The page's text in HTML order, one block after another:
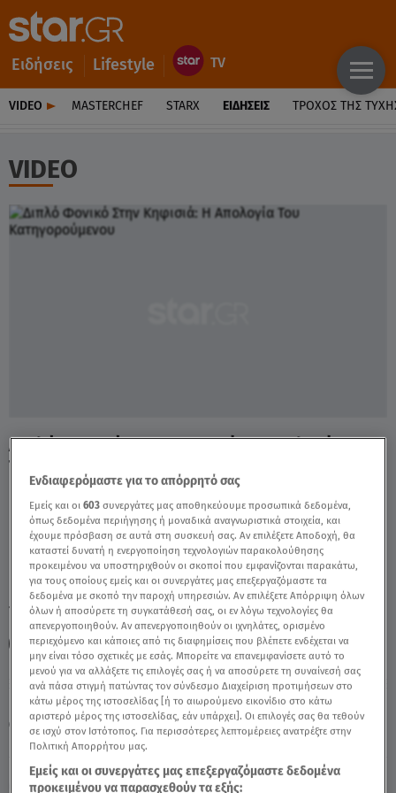
Ειδήσεις Lifestyle
VIDEO MASTERCHEF STARX ΕΙΔΉΣΕΙΣ ΤΡΟΧΌΣ ΤΗΣ
VIDEO
Παρασκευή 7 Αυγούστου 2026
23.06.25, 15:44
ΕΛΛΑΔΑ
Πηγή: Αλήθειες με τη Ζήνα
Διπλό Φονικό Στην Κηφισιά: Η Απολογία
Του Κατηγορούμενου - Video
TAGS: ΑΛΗΘΕΙΕΣ ΜΕ ΤΗ ΖΗΝΑ ΚΗΦΙΣΙΑ ΣΟΥΠΕΡ ΜΑΡΚΕΤ
ΔΙΠΛΟ ΦΟΝΙΚΟ
Ενδιαφερόμαστε για το απόρρητό σας
Εμείς και οι603 συνεργάτες μας αποθηκεύουμε προσωπικά δεδομένα,
όπως δεδομένα περιήγησης ή μοναδικά αναγνωριστικά στοιχεία, και
έχουμε πρόσβαση σε αυτά στη συσκευή σας. Αν επιλέξετε Αποδοχή, θα
καταστεί δυνατή η ενεργοποίηση τεχνολογιών παρακολούθησης
προκειμένου να υποστηριχθούν οι σκοποί που εμφανίζονται παρακάτω,
για τους οποίους εμείς και οι συνεργάτες μας επεξεργαζόμαστε τα
δεδομένα με σκοπό την παροχή υπηρεσιών. Αν επιλέξετε Απόρριψη όλων
όλων ή αποσύρετε τη συγκατάθεσή σας, οι εν λόγω τεχνολογίες θα
απενεργοποιηθούν. Αν απενεργοποιηθούν οι ιχνηλάτες, ορισμένο
περιεχόμενο και κάποιες από τις διαφημίσεις που βλέπετε ενδέχεται να
μην είναι τόσο σχετικές με εσάς. Μπορείτε να επανεμφανίσετε αυτό το
μενού για να αλλάξετε τις επιλογές σας ή να αποσύρετε τη συναίνεσή σας
ανά πάσα στιγμή πατώντας τον σύνδεσμο Διαχείριση προτιμήσεων στο
κάτω μέρος της ιστοσελίδας [ή το αιωρούμενο εικονίδιο στο κάτω
αριστερό μέρος της ιστοσελίδας, εάν υπάρχει]. Οι επιλογές σας θα τεθούν
σε ισχύ στον Ιστότοπος. Για περισσότερες λεπτομέρειες ανατρέξτε στην
Πολιτική Απορρήτου μας.
Εμείς και οι συνεργάτες μας επεξεργαζόμαστε δεδομένα
προκειμένου να παρασχεθούν τα εξής: